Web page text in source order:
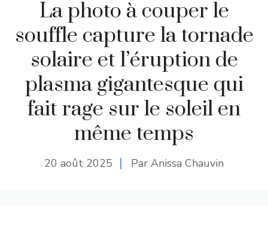
La photo à couper le
souffle capture la tornade
solaire et l’éruption de
plasma gigantesque qui
fait rage sur le soleil en
même temps
20 août 2025 Par Anissa Chauvin